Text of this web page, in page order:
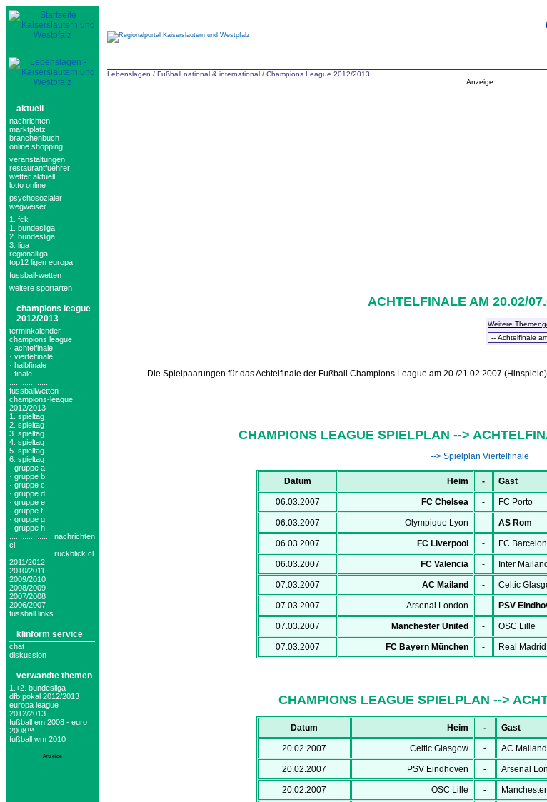
aktuell
nachrichten
marktplatz
branchenbuch
online shopping
veranstaltungen
restaurantfuehrer
wetter aktuell
lotto online
psychosozialer
wegweiser
1. fck
1. bundesliga
2. bundesliga
3. liga
regionalliga
top12 ligen europa
fussball-wetten
weitere sportarten
champions league
2012/2013
terminkalender
champions league
· achtelfinale
· viertelfinale
· halbfinale
· finale
fussballwetten
champions-league
2012/2013
1. spieltag
2. spieltag
3. spieltag
4. spieltag
5. spieltag
6. spieltag
· gruppe a
· gruppe b
· gruppe c
· gruppe d
· gruppe e
· gruppe f
· gruppe g
· gruppe h
.................... nachrichten
cl
.................... rückblick cl
2011/2012
2010/2011
2009/2010
2008/2009
2007/2008
2006/2007
fussball links
klinform service
chat
diskussion
verwandte themen
1.+2. bundesliga
dfb pokal 2012/2013
europa league
2012/2013
fußball em 2008 - euro
2008™
fußball wm 2010
Anzeige
Lebenslagen / Fußball national & international / Champions League 2012/2013
Anzeige
ACHTELFINALE AM 20.02/
Weitere
Die Spielpaarungen für das Achtelfinale der Fußball Champions League am 20./21.02.2007
CHAMPIONS LEAGUE SPIELPLAN -->
--> Spielplan Viertelfinale
Datum Heim - Gast
06.03.2007 FC Chelsea - FC Porto
06.03.2007 Olympique Lyon - AS Rom
06.03.2007 FC Liverpool - FC
06.03.2007 FC Valencia - Inter Mailand
07.03.2007 AC Mailand - Celtic
07.03.2007 Arsenal London - PSV
07.03.2007 Manchester United - OSC Lille
07.03.2007 FC Bayern München - Real Madrid
CHAMPIONS LEAGUE SPIELPLAN -->
Datum Heim - Gast
20.02.2007 Celtic Glasgow - AC Mailand
20.02.2007 PSV Eindhoven - Arsenal
20.02.2007 OSC Lille -